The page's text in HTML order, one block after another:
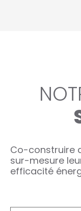
Co-construire
sur-mesure
efficacité